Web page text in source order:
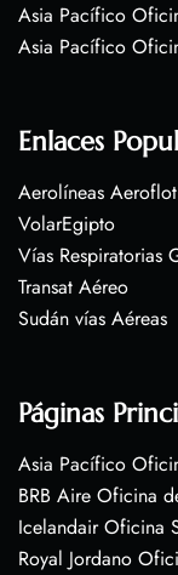
Asia Pacífico
Asia Pacífico
Enlaces
Aerolíneas Aeroflot
VolarEgipto
Vías Respiratorias
Transat Aéreo
Sudán vías Aéreas
Páginas
Asia Pacífico
BRB Aire Oficina
Icelandair Oficina
Royal Jordano